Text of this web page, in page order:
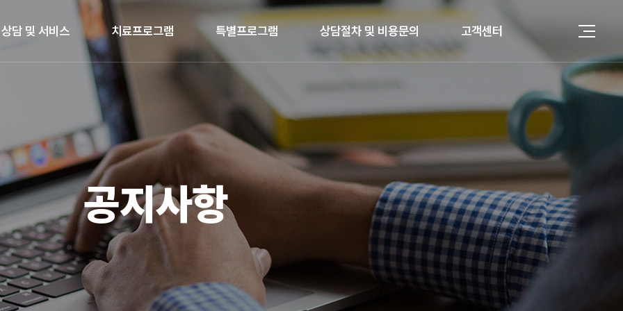
상담 및 서비스 치료프로그램 특별프로그램 상담절차 및 비용문의 고객센터
공지사항